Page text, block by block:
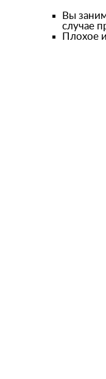
Вы
случае
Плохое